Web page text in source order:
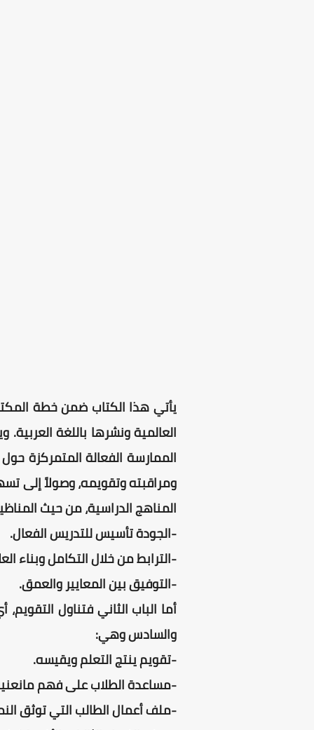
يأتي هذا الكتاب ضمن خطة
العالمية ونشرها باللغة العربية.
الممارسة الفعالة المتمركزة
ومراقبته وتقويمه، وصولاً إلى
المناهج الدراسية، من حيث
-الجودة تأسيس للتدريس الفعال.
-الترابط من خلال التكامل وبناء
-التوفيق بين المعايير والعمق.
أما الباب الثاني فتناول
والسادس وهي:
-تقويم ينتج التعلم ويقيسه.
-مساعدة الطلاب على فهم
-ملف أعمال الطالب التي توثق